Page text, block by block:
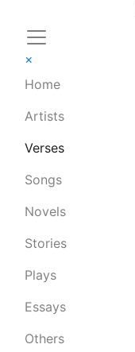
×
Home
Artists
Verses
Songs
Novels
Stories
Plays
Essays
Others